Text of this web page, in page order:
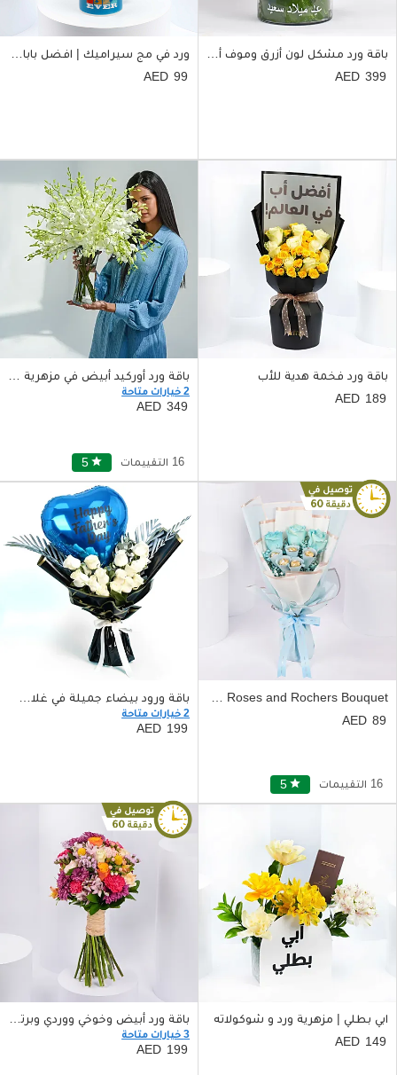
باقة ورد مشكل لون أزرق وموف أنيقة جداً
399
ورد في مج سيراميك | افضل بابا في العالم
99
باقة ورد فخمة هدية للأب
189
2 خيارات متاحة
349
5 star 16 التقييمات
89
5 star 16 التقييمات
2 خيارات متاحة
199
ابي بطلي | مزهرية ورد و شوكولاته
149
باقة ورد أبيض وخوخي ووردي وبرتقالي صغيرة الحجم مع شريط بني
3 خيارات متاحة
199